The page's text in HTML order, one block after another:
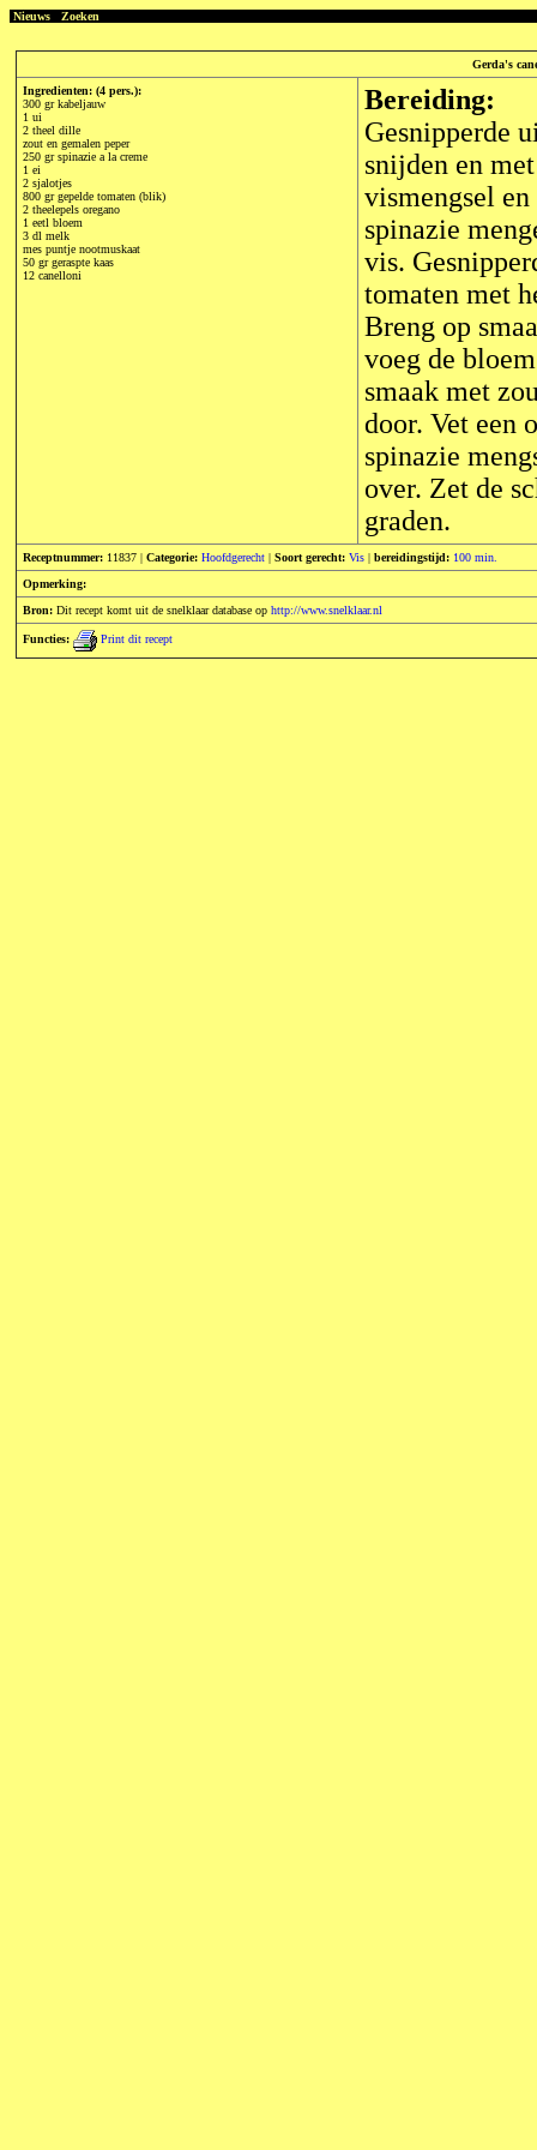
Nieuws Zoeken
Gerda's
Ingredienten: (4 pers.):
300 gr kabeljauw
1 ui
2 theel dille
zout en gemalen peper
250 gr spinazie a la creme
1 ei
2 sjalotjes
800 gr gepelde tomaten (blik)
2 theelepels oregano
1 eetl bloem
3 dl melk
mes puntje nootmuskaat
50 gr geraspte kaas
12 canelloni
Bereiding:
Gesnipperde
snijden en
vismengsel
spinazie
vis.
tomaten met
Breng op
voeg de
smaak met
door. Vet een
spinazie
over. Zet de
graden.
Receptnummer: 11837 | Categorie: Hoofdgerecht | Soort gerecht: Vis | bereidingstijd: 100 min.
Opmerking:
Bron: Dit recept komt uit de snelklaar database op http://www.snelklaar.nl
Functies: Print dit recept